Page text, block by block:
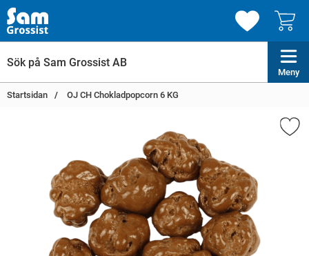
Meny
Startsidan OJ CH Chokladpopcorn 6 KG